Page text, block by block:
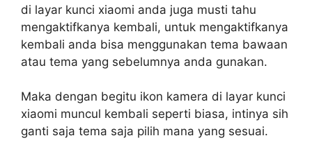
di layar kunci xiaomi anda juga musti tahu
mengaktifkanya kembali, untuk mengaktifkanya
kembali anda bisa menggunakan tema bawaan
atau tema yang sebelumnya anda gunakan.
Maka dengan begitu ikon kamera di layar kunci
xiaomi muncul kembali seperti biasa, intinya sih
ganti saja tema saja pilih mana yang sesuai.